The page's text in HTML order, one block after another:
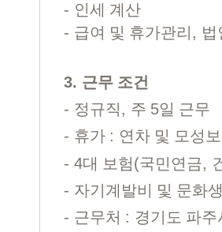
- 인세 계산
- 급여 및 휴가관리 , 법
3. 근무 조건
- 정규직 , 주 5일 근무
- 휴가 : 연차 및 모성
- 4대 보험(국민연금,
- 자기계발비 및 문화
- 근무처 : 경기도 파주